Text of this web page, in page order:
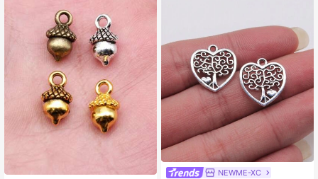
NEWME-XC